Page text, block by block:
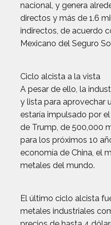
nacional, y genera
directos y más de 1.6
indirectos, de acuerdo
Mexicano del Seguro
Ciclo alcista a la vista
A pesar de ello, la
y lista para aprovechar
estaría impulsado por
de Trump, de 500,000
para los próximos 10
economía de China, el
metales del mundo.
El último ciclo alcista
metales industriales